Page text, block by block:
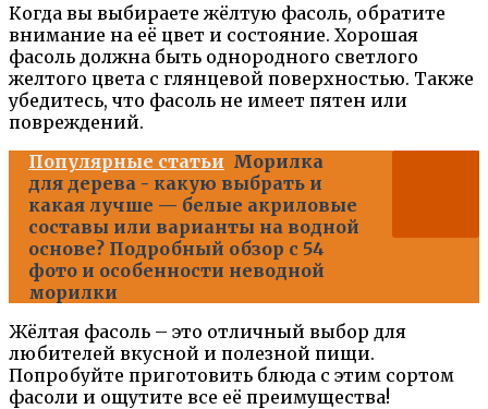
Когда вы выбираете жёлтую фасоль, обратите
внимание на её цвет и состояние. Хорошая
фасоль должна быть однородного светлого
желтого цвета с глянцевой поверхностью. Также
убедитесь, что фасоль не имеет пятен или
повреждений.
Популярные статьи Морилка
для дерева - какую выбрать и
какая лучше — белые акриловые
составы или варианты на водной
основе? Подробный обзор с 54
фото и особенности неводной
морилки
Жёлтая фасоль – это отличный выбор для
любителей вкусной и полезной пищи.
Попробуйте приготовить блюда с этим сортом
фасоли и ощутите все её преимущества!